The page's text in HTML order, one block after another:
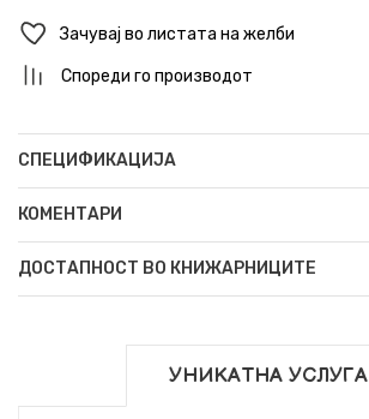
Зачувај во листата на желби
Спореди го производот
СПЕЦИФИКАЦИЈА
КОМЕНТАРИ
ДОСТАПНОСТ ВО КНИЖАРНИЦИТЕ
УНИКАТНА УСЛУГА